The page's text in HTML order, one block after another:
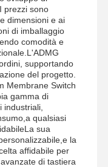
prezzi sono
dimensioni e ai
di imballaggio
comodità e
supportando
del progetto.
Membrane Switch
gamma di
qualsiasi
sua
la
affidabile per
di tastiera